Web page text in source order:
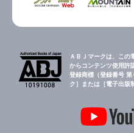
ＡＢＪマークは、この
からコンテンツ使用許
登録商標（登録番号
ク］または［電子出版